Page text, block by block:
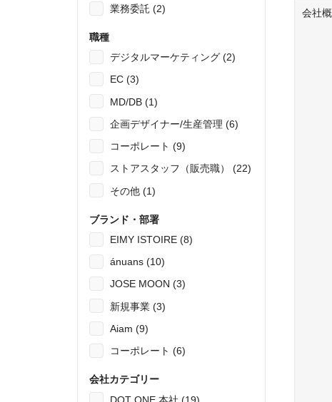
業務委託 (2)
職種
デジタルマーケティング (2)
EC (3)
MD/DB (1)
企画デザイナー/生産管理 (6)
コーポレート (9)
ストアスタッフ（販売職） (22)
その他 (1)
ブランド・部署
EIMY ISTOIRE (8)
ánuans (10)
JOSE MOON (3)
新規事業 (3)
Aiam (9)
コーポレート (6)
会社カテゴリー
DOT ONE 本社 (19)
会社